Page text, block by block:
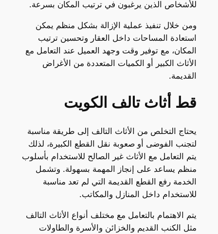
للأشخاص الذين يرغبون في ترتيب المكان بسرعة.
ومن خلال تنفيذ عملية الإزالة بشكل منظم يمكن
استعادة المساحات داخل العقار وتحسين ترتيب
المكان، مع توفير وقت وجهد العميل عند التعامل مع
الأثاث الكبير أو الكميات المتعددة من الأغراض
القديمة.
قط أثاث تالف الكويت
يحتاج التخلص من الأثاث التالف إلى طريقة مناسبة
لتجنب الفوضى أو صعوبة نقل القطع الكبيرة، لذلك
يتم التعامل مع الأثاث غير الصالح للاستخدام بأسلوب
منظم يساعد على إنجاز المهمة بسهولة. وتشمل
الخدمة رفع القطع القديمة التي لم تعد مناسبة
للاستخدام داخل المنازل والمكاتب.
يتم الاهتمام بالتعامل مع مختلف أنواع الأثاث التالف
مثل الكنب القديم والخزائن والأسرة والطاولات